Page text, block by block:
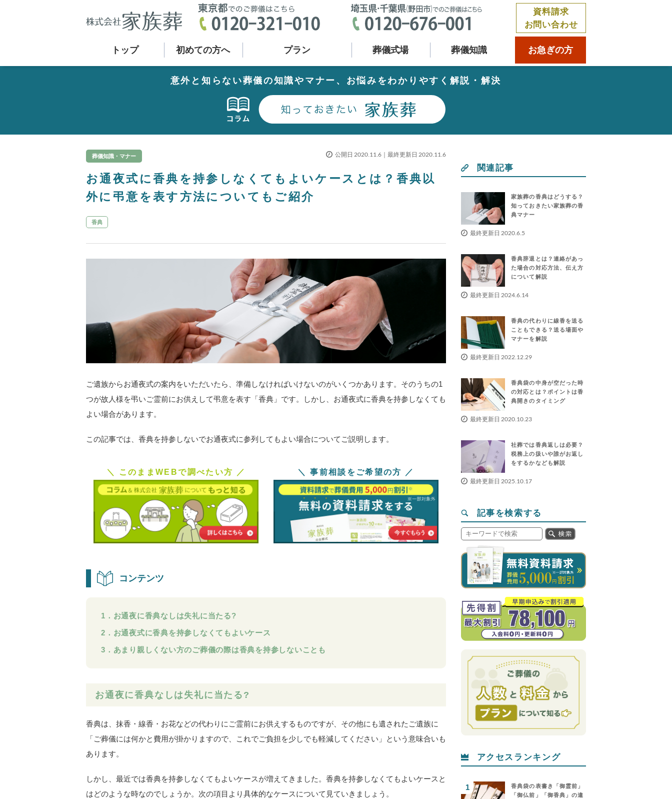
資料請求
お問い合わせ
トップ 初めての方へ プラン 葬儀式場 葬儀知識 お急ぎの方
意外と知らない葬儀の知識やマナー、お悩みをわかりやすく解説・解決
葬儀知識・マナー 公開日 2020.11.6｜最終更新日 2020.11.6
お通夜式に香典を持参しなくてもよいケースとは？香典以
外に弔意を表す方法についてもご紹介
香典
ご遺族からお通夜式の案内をいただいたら、準備しなければいけないのがいくつかあります。そのうちの1
つが故人様を弔いご霊前にお供えして弔意を表す「香典」です。しかし、お通夜式に香典を持参しなくても
よい場合があります。
この記事では、香典を持参しないでお通夜式に参列してもよい場合についてご説明します。
＼ このままWEBで調べたい方 ／ ＼ 事前相談をご希望の方 ／
コンテンツ
1．お通夜に香典なしは失礼に当たる?
2．お通夜式に香典を持参しなくてもよいケース
3．あまり親しくない方のご葬儀の際は香典を持参しないことも
お通夜に香典なしは失礼に当たる?
香典は、抹香・線香・お花などの代わりにご霊前にお供えするものですが、その他にも遺されたご遺族に
「ご葬儀には何かと費用が掛かりますので、これでご負担を少しでも軽減してください」という意味合いも
あります。
しかし、最近では香典を持参しなくてもよいケースが増えてきました。香典を持参しなくてもよいケースと
はどのような時なのでしょうか。次の項目より具体的なケースについて見ていきましょう。
関連記事
家族葬の香典はどうする？
知っておきたい家族葬の香
典マナー
最終更新日 2020.6.5
香典辞退とは？連絡があっ
た場合の対応方法、伝え方
について解説
最終更新日 2024.6.14
香典の代わりに線香を送る
こともできる？送る場面や
マナーを解説
最終更新日 2022.12.29
香典袋の中身が空だった時
の対応とは？ポイントは香
典開きのタイミング
最終更新日 2020.10.23
社葬では香典返しは必要？
税務上の扱いや誰がお返し
をするかなども解説
最終更新日 2025.10.17
記事を検索する
アクセスランキング
香典袋の表書き「御霊前」
「御仏前」「御香典」の違